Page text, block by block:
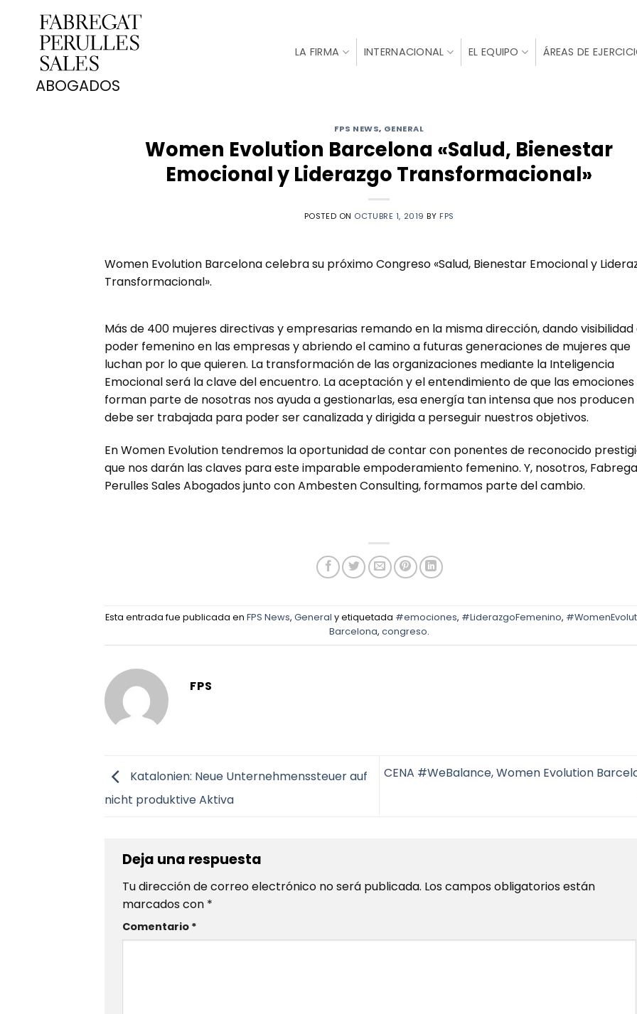
contenido
LA FIRMA INTERNACIONAL EL EQUIPO ÁREAS DE
FPS NEWS, GENERAL
Women Evolution Barcelona «Salud, Bienestar
Emocional y Liderazgo Transformacional»
POSTED ON OCTUBRE 1, 2019 BY FPS
Women Evolution Barcelona celebra su próximo Congreso «Salud, Bienestar Emocional y
Transformacional».
Más de 400 mujeres directivas y empresarias remando en la misma dirección, dando visibilidad
poder femenino en las empresas y abriendo el camino a futuras generaciones de mujeres que
luchan por lo que quieren. La transformación de las organizaciones mediante la Inteligencia
Emocional será la clave del encuentro. La aceptación y el entendimiento de que las emociones
forman parte de nosotras nos ayuda a gestionarlas, esa energía tan intensa que nos producen
debe ser trabajada para poder ser canalizada y dirigida a perseguir nuestros objetivos.
En Women Evolution tendremos la oportunidad de contar con ponentes de reconocido
que nos darán las claves para este imparable empoderamiento femenino. Y, nosotros,
Perulles Sales Abogados junto con Ambesten Consulting, formamos parte del cambio.
Esta entrada fue publicada en FPS News, General y etiquetada #emociones, #LiderazgoFemenino,
Barcelona, congreso.
FPS
Katalonien: Neue Unternehmenssteuer auf
nicht produktive Aktiva
CENA #WeBalance, Women Evolution
Deja una respuesta
Tu dirección de correo electrónico no será publicada. Los campos obligatorios están
marcados con *
Comentario *